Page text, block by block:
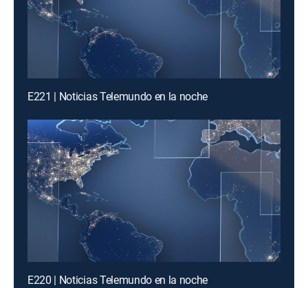
E221 | Noticias Telemundo en la noche
E220 | Noticias Telemundo en la noche